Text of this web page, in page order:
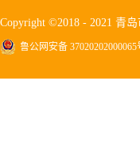
Copyright ©2018 - 2021 青
鲁公网安备 37020202000065